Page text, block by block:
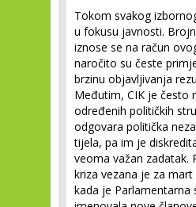
Tokom svakog
u fokusu javnosti.
iznose se na račun
naročito su česte
brzinu objavljivanja
Međutim, CIK je često
određenih političkih
odgovara politička
tijela, pa im je
veoma važan zadatak.
kriza vezana je za mart
kada je Parlamentarna